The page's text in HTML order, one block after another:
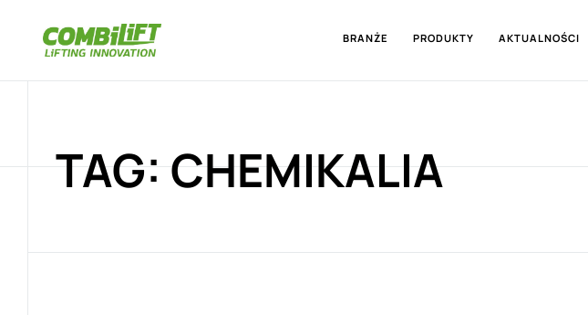
BRANŻE PRODUKTY AKTUALNOŚCI
TAG: CHEMIKALIA